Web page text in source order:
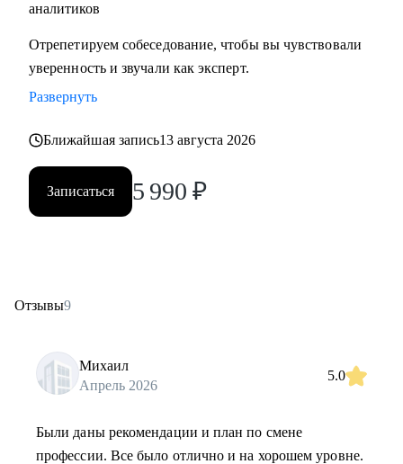
аналитиков
Отрепетируем собеседование, чтобы вы чувствовали
уверенность и звучали как эксперт.
Развернуть
Ближайшая запись13 августа 2026
Записаться 5 990 ₽
Отзывы9
Михаил
Апрель 2026
5.0
Были даны рекомендации и план по смене
профессии. Все было отлично и на хорошем уровне.